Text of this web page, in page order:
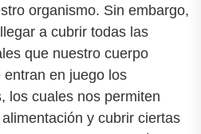
organismo. Sin embargo,
a cubrir todas las
que nuestro cuerpo
en juego los
los cuales nos permiten
y cubrir ciertas